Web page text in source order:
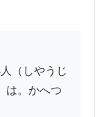
は。かへつ